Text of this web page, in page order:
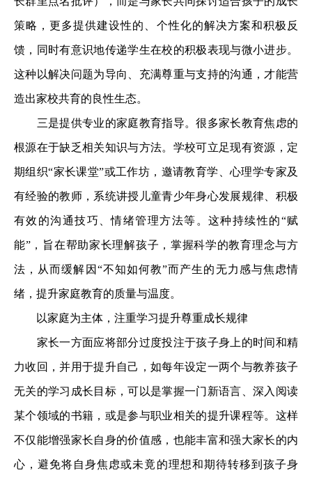
策略，更多提供建设性的、个性化的解决方案和积极反
馈，同时有意识地传递学生在校的积极表现与微小进步。
这种以解决问题为导向、充满尊重与支持的沟通，才能营
造出家校共育的良性生态。
三是提供专业的家庭教育指导。很多家长教育焦虑的
根源在于缺乏相关知识与方法。学校可立足现有资源，定
期组织“家长课堂”或工作坊，邀请教育学、心理学专家及
有经验的教师，系统讲授儿童青少年身心发展规律、积极
有效的沟通技巧、情绪管理方法等。这种持续性的“赋
能”，旨在帮助家长理解孩子，掌握科学的教育理念与方
法，从而缓解因“不知如何教”而产生的无力感与焦虑情
绪，提升家庭教育的质量与温度。
以家庭为主体，注重学习提升尊重成长规律
家长一方面应将部分过度投注于孩子身上的时间和精
力收回，并用于提升自己，如每年设定一两个与教养孩子
无关的学习成长目标，可以是掌握一门新语言、深入阅读
某个领域的书籍，或是参与职业相关的提升课程等。这样
不仅能增强家长自身的价值感，也能丰富和强大家长的内
心，避免将自身焦虑或未竟的理想和期待转移到孩子身